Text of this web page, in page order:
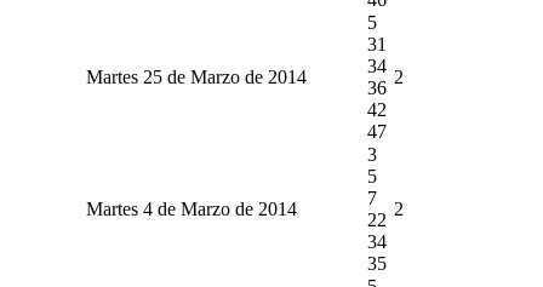
Martes 25 de Marzo de 2014
5
31
34
36
42
47
2
Martes 4 de Marzo de 2014
3
5
7
22
34
35
2